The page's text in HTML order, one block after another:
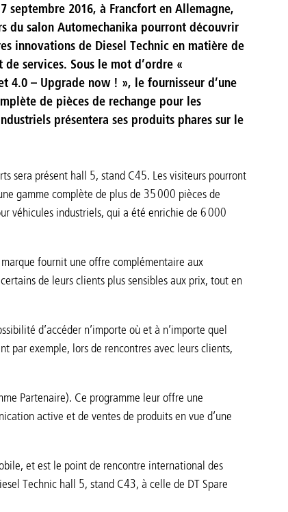
septembre 2016, à Francfort en Allemagne,
du salon Automechanika pourront découvrir
innovations de Diesel Technic en matière de
services. Sous le mot d’ordre «
4.0 – Upgrade now ! », le fournisseur d’une
de pièces de rechange pour les
présentera ses produits phares sur le
sera présent hall 5, stand C45. Les visiteurs pourront
gamme complète de plus de 35 000 pièces de
véhicules industriels, qui a été enrichie de 6 000
fournit une offre complémentaire aux
de leurs clients plus sensibles aux prix, tout en
d’accéder n’importe où et à n’importe quel
par exemple, lors de rencontres avec leurs clients,
Partenaire). Ce programme leur offre une
active et de ventes de produits en vue d’une
et est le point de rencontre international des
Technic hall 5, stand C43, à celle de DT Spare